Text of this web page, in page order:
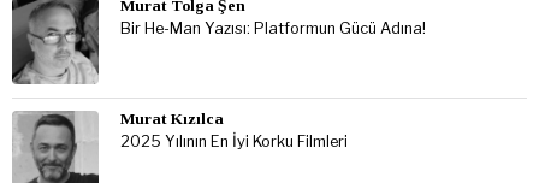
Murat Tolga Şen
Bir He-Man Yazısı: Platformun Gücü Adına!
Murat Kızılca
2025 Yılının En İyi Korku Filmleri